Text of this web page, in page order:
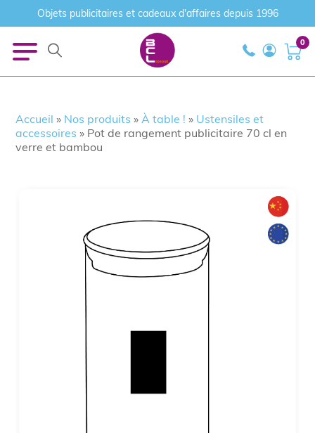
Objets publicitaires et cadeaux d'affaires depuis 1996
0
Accueil » Nos produits »À table ! » Ustensiles et
accessoires » Pot de rangement publicitaire 70 cl en
verre et bambou